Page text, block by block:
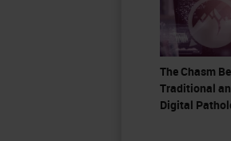
The Chasm
Traditional
Digital